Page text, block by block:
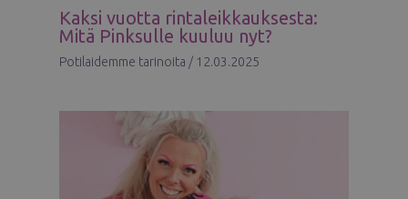
Kaksi vuotta rintaleikkauksesta:
Mitä Pinksulle kuuluu nyt?
Potilaidemme tarinoita / 12.03.2025